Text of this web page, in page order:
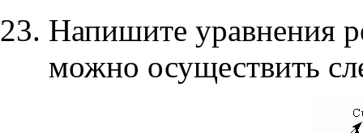
Напишите уравнения
можно осуществить